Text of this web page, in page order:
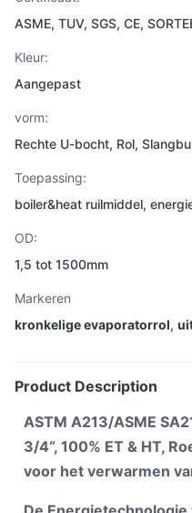
ASME, TUV, SGS, CE,
Kleur:
Aangepast
vorm:
Rechte U-bocht, Rol,
Toepassing:
boiler&heat ruilmiddel,
OD:
1,5 tot 1500mm
Markeren
kronkelige evaporatorrol,
Product Description
ASTM A213/ASME
3/4“, 100% ET & HT,
voor het verwarmen